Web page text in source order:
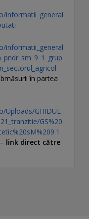
informatii_general
informatii_general
în partea
Uploads/GHIDUL
GS%20
link direct către